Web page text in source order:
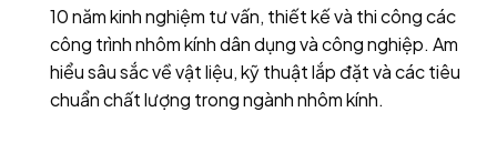
10 năm kinh nghiệm tư vấn, thiết kế và thi công các
công trình nhôm kính dân dụng và công nghiệp. Am
hiểu sâu sắc về vật liệu, kỹ thuật lắp đặt và các tiêu
chuẩn chất lượng trong ngành nhôm kính.